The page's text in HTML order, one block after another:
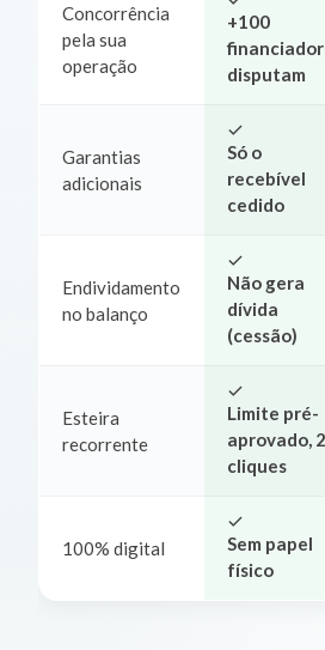
Concorrência
pela sua
operação
+100
disputam
Garantias
adicionais
Só o
recebível
cedido
Endividamento
no balanço
Não gera
dívida
(cessão)
Esteira
recorrente
Limite pré-
aprovado, 2
cliques
100% digital
Sem papel
físico